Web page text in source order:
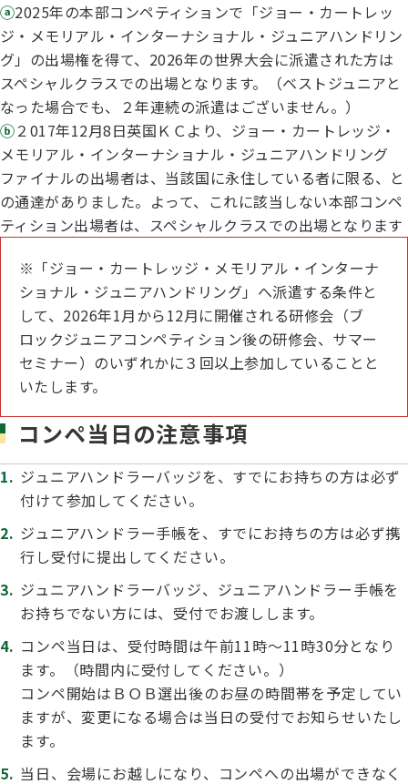
ⓐ2025年の本部コンペティションで「ジョー・カートレッ
ジ・メモリアル・インターナショナル・ジュニアハンドリン
グ」の出場権を得て、2026年の世界大会に派遣された方は
スペシャルクラスでの出場となります。（ベストジュニアと
なった場合でも、２年連続の派遣はございません。）
ⓑ２017年12月8日英国ＫＣより、ジョー・カートレッジ・
メモリアル・インターナショナル・ジュニアハンドリング
ファイナルの出場者は、当該国に永住している者に限る、と
の通達がありました。よって、これに該当しない本部コンペ
ティション出場者は、スペシャルクラスでの出場となります
※「ジョー・カートレッジ・メモリアル・インターナ
ショナル・ジュニアハンドリング」へ派遣する条件と
して、2026年1月から12月に開催される研修会（ブ
ロックジュニアコンペティション後の研修会、サマー
セミナー）のいずれかに３回以上参加していることと
いたします。
コンペ当日の注意事項
ジュニアハンドラーバッジを、すでにお持ちの方は必ず
付けて参加してください。
ジュニアハンドラー手帳を、すでにお持ちの方は必ず携
行し受付に提出してください。
ジュニアハンドラーバッジ、ジュニアハンドラー手帳を
お持ちでない方には、受付でお渡しします。
コンペ当日は、受付時間は午前11時～11時30分となり
ます。（時間内に受付してください。）
コンペ開始はＢＯＢ選出後のお昼の時間帯を予定してい
ますが、変更になる場合は当日の受付でお知らせいたし
ます。
当日、会場にお越しになり、コンペへの出場ができなく